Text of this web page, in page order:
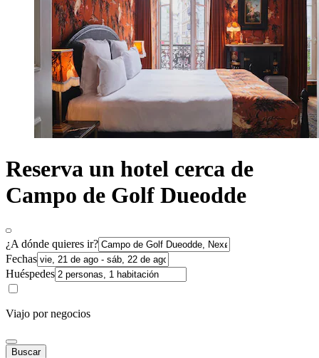
Reserva un hotel cerca de
Campo de Golf Dueodde
¿A dónde quieres ir?
Fechas
Huéspedes
Viajo por negocios
Buscar